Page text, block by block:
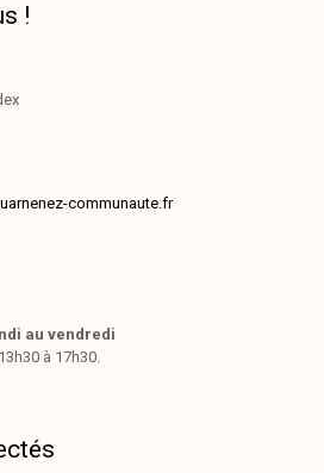
!
communaute.fr
au vendredi
à 17h30.